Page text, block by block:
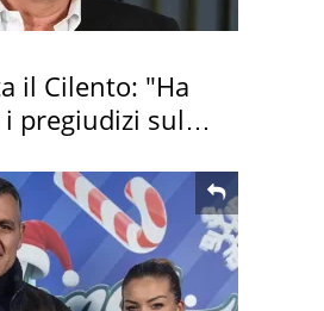
il Cilento: "Ha
pregiudizi sul